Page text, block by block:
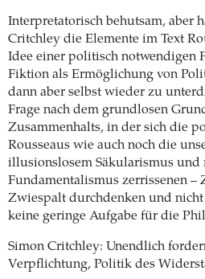
Interpretatorisch behutsam, aber
Critchley die Elemente im Text
Idee einer politisch notwendigen
Fiktion als Ermöglichung von
dann aber selbst wieder zu
Frage nach dem grundlosen
Zusammenhalts, in der sich die
Rousseaus wie auch noch die
illusionslosem Säkularismus und
Fundamentalismus zerrissenen –
Zwiespalt durchdenken und
keine geringe Aufgabe für die
Simon Critchley: Unendlich
Verpflichtung, Politik des